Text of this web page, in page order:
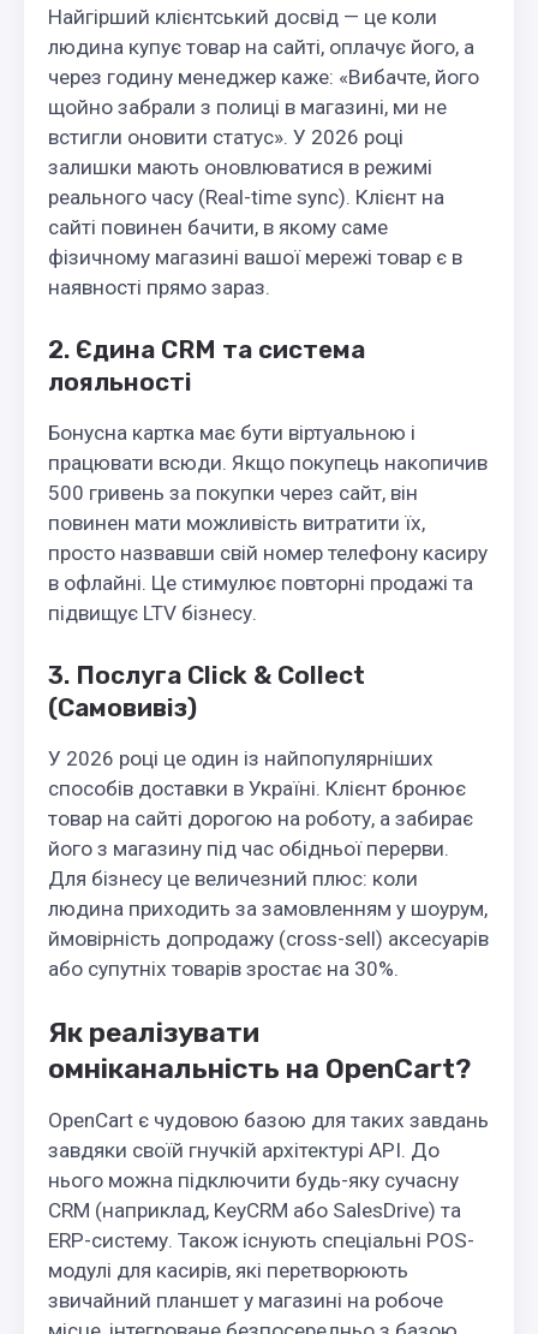
Найгірший клієнтський досвід — це коли
людина купує товар на сайті, оплачує його, а
через годину менеджер каже: «Вибачте, його
щойно забрали з полиці в магазині, ми не
встигли оновити статус». У 2026 році
залишки мають оновлюватися в режимі
реального часу (Real-time sync). Клієнт на
сайті повинен бачити, в якому саме
фізичному магазині вашої мережі товар є в
наявності прямо зараз.
2. Єдина CRM та система
лояльності
Бонусна картка має бути віртуальною і
працювати всюди. Якщо покупець накопичив
500 гривень за покупки через сайт, він
повинен мати можливість витратити їх,
просто назвавши свій номер телефону касиру
в офлайні. Це стимулює повторні продажі та
підвищує LTV бізнесу.
3. Послуга Click & Collect
(Самовивіз)
У 2026 році це один із найпопулярніших
способів доставки в Україні. Клієнт бронює
товар на сайті дорогою на роботу, а забирає
його з магазину під час обідньої перерви.
Для бізнесу це величезний плюс: коли
людина приходить за замовленням у шоурум,
ймовірність допродажу (cross-sell) аксесуарів
або супутніх товарів зростає на 30%.
Як реалізувати
омніканальність на OpenCart?
OpenCart є чудовою базою для таких завдань
завдяки своїй гнучкій архітектурі API. До
нього можна підключити будь-яку сучасну
CRM (наприклад, KeyCRM або SalesDrive) та
ERP-систему. Також існують спеціальні POS-
модулі для касирів, які перетворюють
звичайний планшет у магазині на робоче